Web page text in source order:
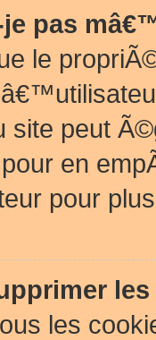
pas
le
site peut
en
pour
les
les